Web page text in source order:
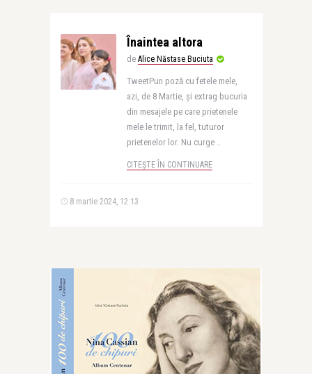
Înaintea altora
de Alice Năstase Buciuta
TweetPun poză cu fetele mele,
azi, de 8 Martie, și extrag bucuria
din mesajele pe care prietenele
mele le trimit, la fel, tuturor
prietenelor lor. Nu curge ..
CITEȘTE ÎN CONTINUARE
8 martie 2024, 12:13